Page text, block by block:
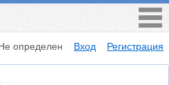
определен Вход Регистрация